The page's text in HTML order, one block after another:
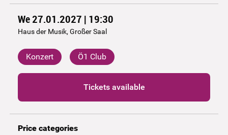
We 27.01.2027 | 19:30
Haus der Musik, Großer Saal
Konzert Ö1 Club
Tickets available
Price categories